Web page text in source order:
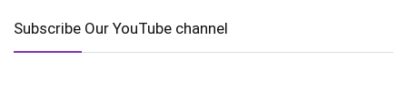
Subscribe Our YouTube channel